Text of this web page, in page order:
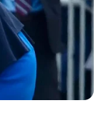
di “masa lalu”.
lu!”
cokelat